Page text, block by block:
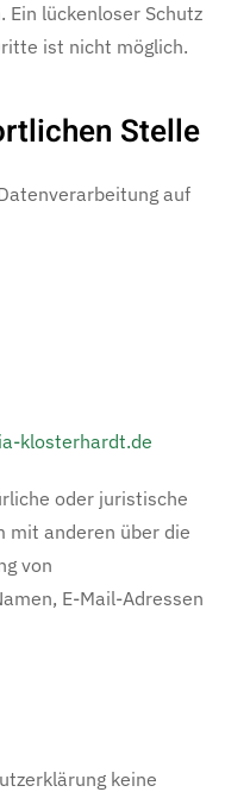
Ein lückenloser Schutz
ist nicht möglich.
Stelle
auf
klosterhardt.de
oder juristische
mit anderen über die
von
E-Mail-Adressen
keine